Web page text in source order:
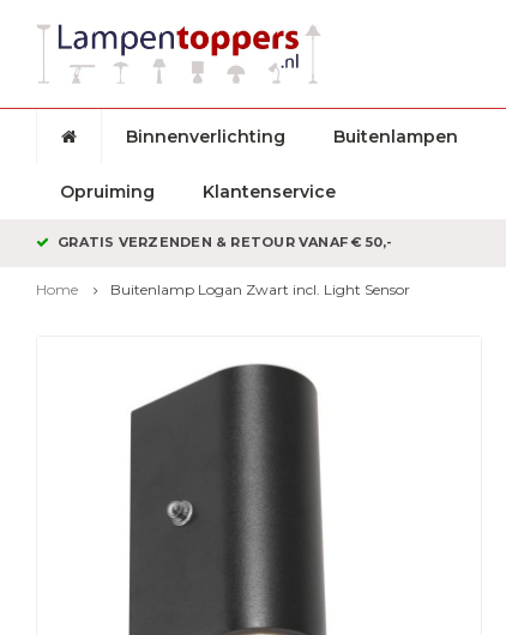
Binnenverlichting Buitenlampen
Opruiming Klantenservice
GRATIS VERZENDEN & RETOUR VANAF € 50,-
Home Buitenlamp Logan Zwart incl. Light Sensor